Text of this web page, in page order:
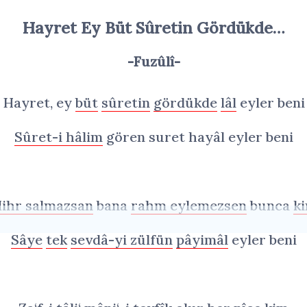
Hayret Ey Büt Sûretin Gördükde…
-Fuzûlî-
Hayret, eybüt sûretin gördükde lâleyler beni
Sûret-i hâlimgören suret hayâl eyler beni
salmazsanbana rahm eylemezsenbunca
Sâye tek sevdâ-yi zülfün pâyimâleyler beni